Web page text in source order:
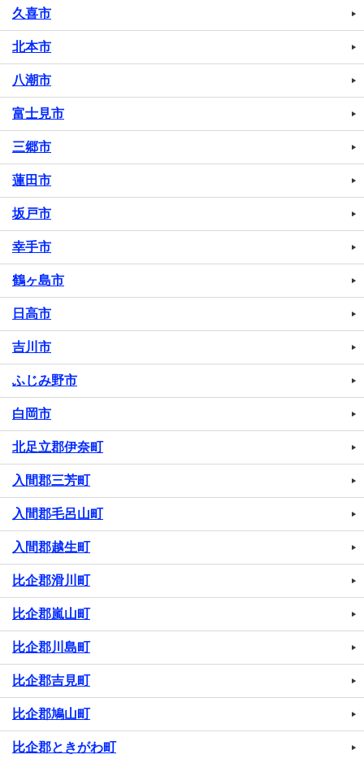
久喜市
北本市
八潮市
富士見市
三郷市
蓮田市
坂戸市
幸手市
鶴ヶ島市
日高市
吉川市
ふじみ野市
白岡市
北足立郡伊奈町
入間郡三芳町
入間郡毛呂山町
入間郡越生町
比企郡滑川町
比企郡嵐山町
比企郡川島町
比企郡吉見町
比企郡鳩山町
比企郡ときがわ町